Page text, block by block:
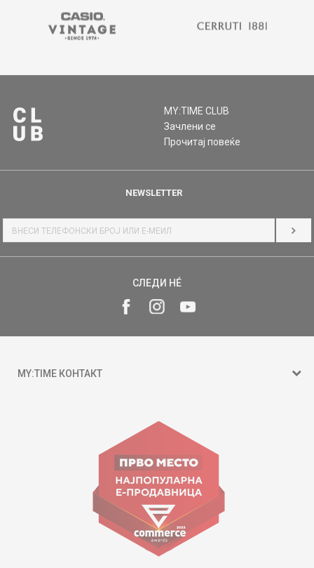
MY:TIME CLUB
Зачлени се
Прочитај повеќе
NEWSLETTER
СЛЕДИ НÉ
MY:TIME КОНТАКТ
ул. Гоце Николовски бр.74 Скопје
contact@mytime.mk
Работно време:
09:00 до 17:00